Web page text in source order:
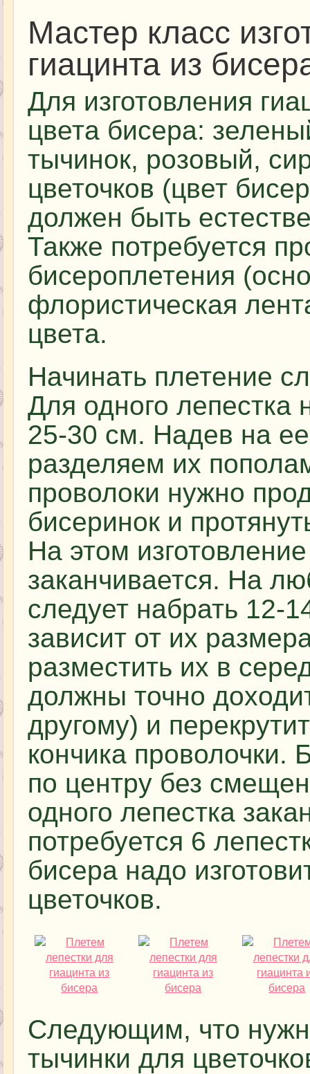
Мастер класс
гиацинта из
Для изготовления
цвета бисера:
тычинок, розовый,
цветочков (цвет
должен быть
Также потребуется
бисероплетения
флористическая
цвета.
Начинать плетение
Для одного лепестка
25-30 см. Надев на
разделяем их
проволоки нужно
бисеринок и
На этом
заканчивается. На
следует набрать 12-
зависит от их
разместить их в
должны точно
другому) и
кончика проволочки.
по центру без
одного лепестка
потребуется 6
бисера надо
цветочков.
Следующим, что
тычинки для